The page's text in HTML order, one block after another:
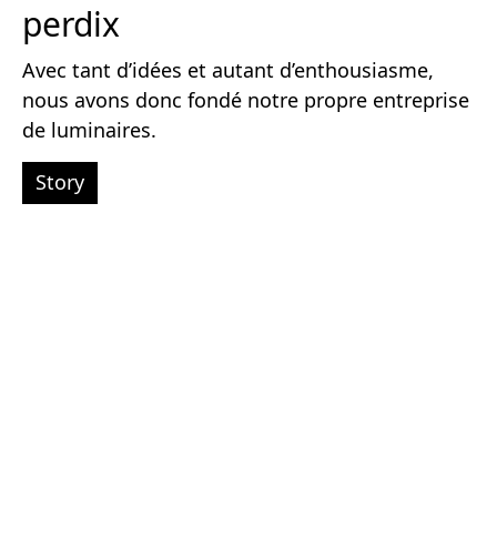
perdix
Avec tant d’idées et autant d’enthousiasme,
nous avons donc fondé notre propre entreprise
de luminaires.
Story